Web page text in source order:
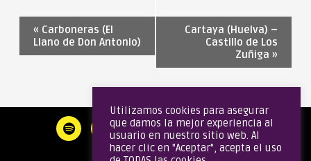
« Carboneras (El
Llano de Don Antonio)
Cartaya (Huelva) –
Castillo de Los
Zuñiga»
Utilizamos cookies para asegurar
que damos la mejor experiencia al
usuario en nuestro sitio web. Al
hacer clic en "Aceptar", acepta el uso